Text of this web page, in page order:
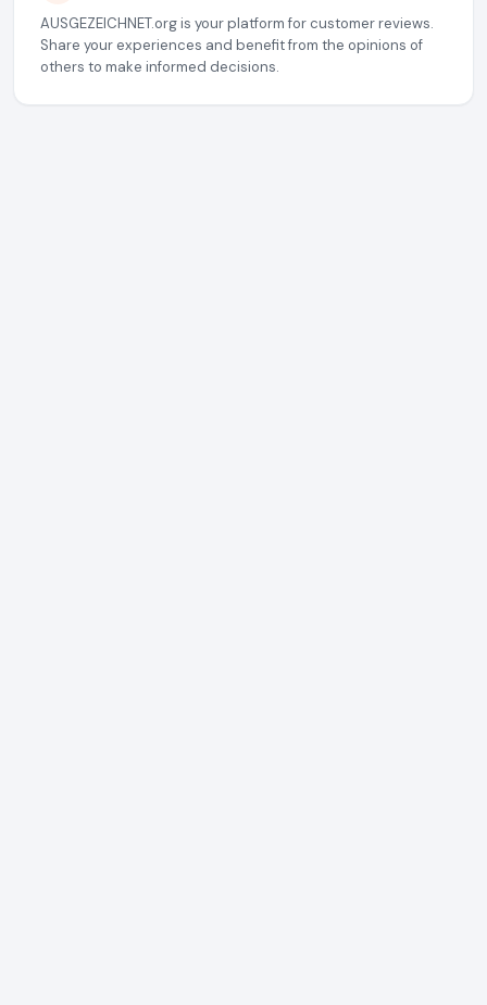
AUSGEZEICHNET.org is your platform for customer reviews.
Share your experiences and benefit from the opinions of
others to make informed decisions.